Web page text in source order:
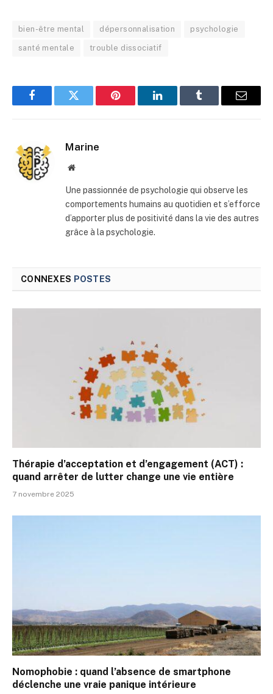
bien-être mental dépersonnalisation psychologie
santé mentale trouble dissociatif
FacebookTwitter Pinterest LinkedInTumblr
E-
Marine
Site
Une passionnée de psychologie qui observe les
comportements humains au quotidien et s’efforce
d’apporter plus de positivité dans la vie des autres
grâce à la psychologie.
CONNEXES POSTES
Thérapie d’acceptation et d’engagement (ACT) :
quand arrêter de lutter change une vie entière
7 novembre 2025
Nomophobie : quand l’absence de smartphone
déclenche une vraie panique intérieure